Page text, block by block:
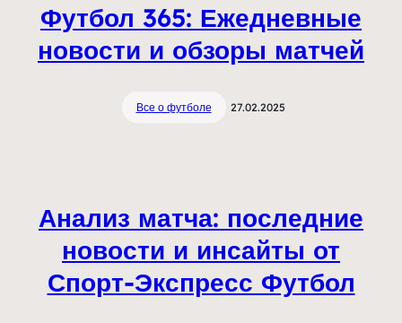
Футбол 365: Ежедневные
новости и обзоры матчей
Все о футболе 27.02.2025
Анализ матча: последние
новости и инсайты от
Спорт-Экспресс Футбол